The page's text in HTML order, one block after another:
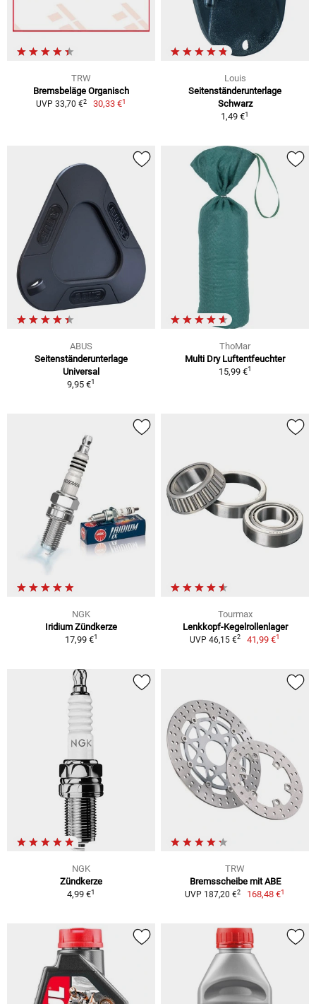
TRW
Bremsbeläge Organisch
UVP 33,70 €2 30,33 €1
Louis
Seitenständerunterlage
Schwarz
1,49 €1
ABUS
Seitenständerunterlage
Universal
9,95 €1
ThoMar
Multi Dry Luftentfeuchter
15,99 €1
NGK
Iridium Zündkerze
17,99 €1
Tourmax
Lenkkopf-Kegelrollenlager
UVP 46,15 €2 41,99 €1
NGK
Zündkerze
4,99 €1
TRW
Bremsscheibe mit ABE
UVP 187,20 €2 168,48 €1